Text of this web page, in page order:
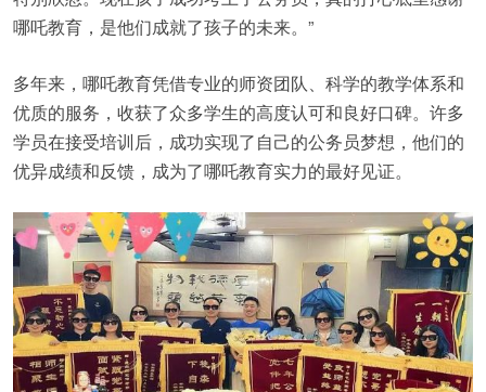
哪吒教育，是他们成就了孩子的未来。”
多年来，哪吒教育凭借专业的师资团队、科学的教学体系和
优质的服务，收获了众多学生的高度认可和良好口碑。许多
学员在接受培训后，成功实现了自己的公务员梦想，他们的
优异成绩和反馈，成为了哪吒教育实力的最好见证。